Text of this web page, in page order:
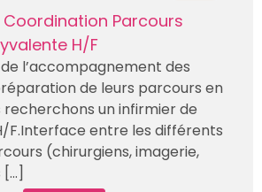
Parcours
H/F
l’accompagnement des
de leurs parcours en
recherchons un infirmier de
F.Interface entre les différents
(chirurgiens, imagerie,